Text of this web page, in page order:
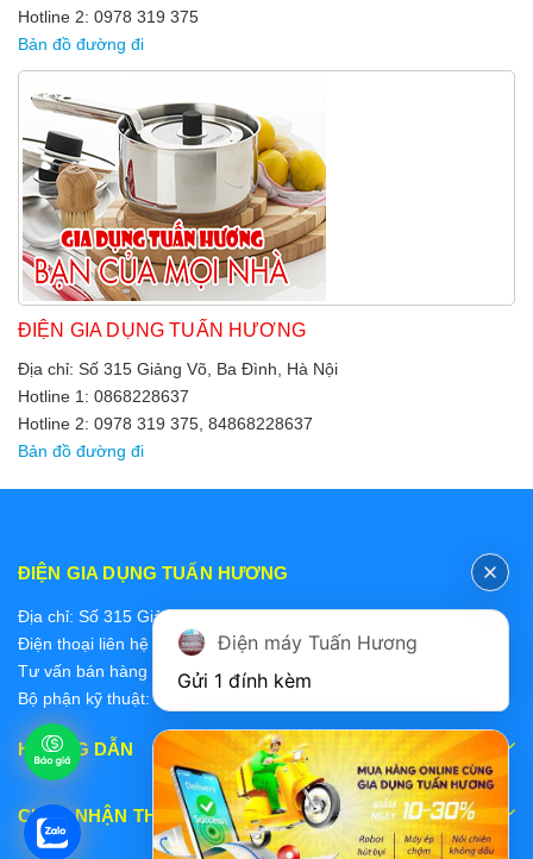
Hotline 2: 0978 319 375
Bản đồ đường đi
ĐIỆN GIA DỤNG TUẤN HƯƠNG
Địa chỉ: Số 315 Giảng Võ, Ba Đình, Hà Nội
Hotline 1: 0868228637
Hotline 2: 0978 319 375, 84868228637
Bản đồ đường đi
ĐIỆN GIA DỤNG TUẤN HƯƠNG
Địa chỉ: Số 315 Giảng Võ, Ba Đình, Hà Nội
Điện thoại liên hệ các bộ phận:
Tư vấn bán hàng 2: 0868228637
Bộ phận kỹ thuật: 0978 319 375
HƯỚNG DẪN
CHẤP NHẬN THANH TOÁN
Điện máy Tuấn Hương
Gửi 1 đính kèm